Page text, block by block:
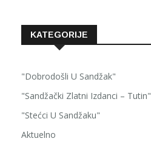
KATEGORIJE
"Dobrodošli U Sandžak"
"Sandžački Zlatni Izdanci – Tutin"
"Stećci U Sandžaku"
Aktuelno